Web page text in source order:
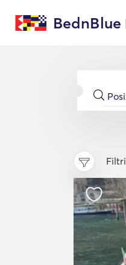
BednBlue
Filtri